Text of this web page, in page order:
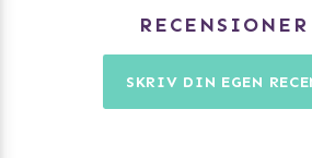
RECENSIONER
SKRIV DIN EGEN